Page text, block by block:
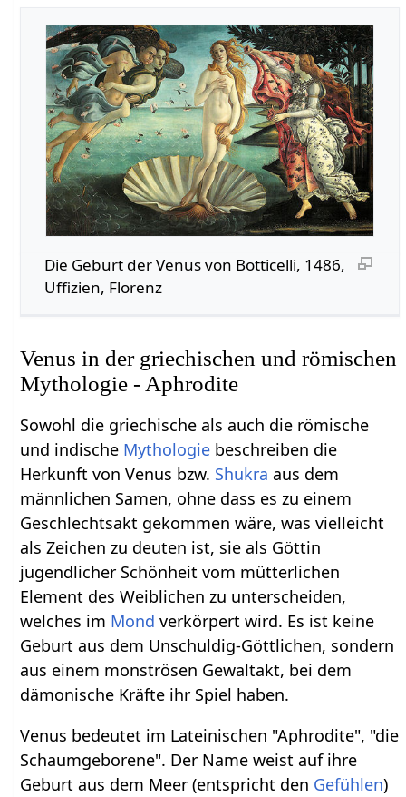
Die Geburt der Venus von Botticelli, 1486,
Uffizien, Florenz
Venus in der griechischen und römischen
Mythologie - Aphrodite
Sowohl die griechische als auch die römische
und indische Mythologie beschreiben die
Herkunft von Venus bzw. Shukra aus dem
männlichen Samen, ohne dass es zu einem
Geschlechtsakt gekommen wäre, was vielleicht
als Zeichen zu deuten ist, sie als Göttin
jugendlicher Schönheit vom mütterlichen
Element des Weiblichen zu unterscheiden,
welches im Mond verkörpert wird. Es ist keine
Geburt aus dem Unschuldig-Göttlichen, sondern
aus einem monströsen Gewaltakt, bei dem
dämonische Kräfte ihr Spiel haben.
Venus bedeutet im Lateinischen "Aphrodite", "die
Schaumgeborene". Der Name weist auf ihre
Geburt aus dem Meer (entspricht den Gefühlen)